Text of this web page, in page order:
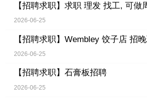
【招聘求职】 求职 理发 找工, 可做
2026-06-25
【招聘求职】 Wembley 饺子店 招
2026-06-25
【招聘求职】 石膏板招聘
2026-06-25